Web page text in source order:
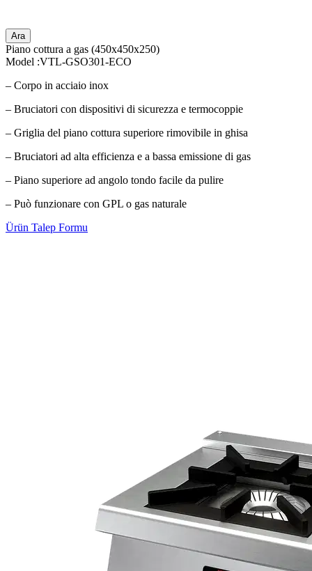
Ara
Piano cottura a gas (450x450x250)
Model :VTL-GSO301-ECO
– Corpo in acciaio inox
– Bruciatori con dispositivi di sicurezza e termocoppie
– Griglia del piano cottura superiore rimovibile in ghisa
– Bruciatori ad alta efficienza e a bassa emissione di gas
– Piano superiore ad angolo tondo facile da pulire
– Può funzionare con GPL o gas naturale
Ürün Talep Formu